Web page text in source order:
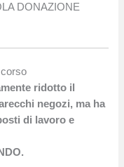
DONAZIONE
ridotto il
negozi, ma ha
di lavoro e